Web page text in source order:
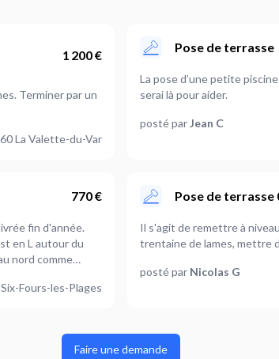
1 200 €
Terminer par un
La Valette-du-Var
Pose de terrasse
La pose d’une petite
serai là pour aider.
posté parJean C
770 €
fin d'année.
en L autour du
nord comme
par le lotisseur
Fours-les-Plages
Pose de
Il s'agit de remettre à
trentaine de lames, mettre
posté par Nicolas G
Faire une demande